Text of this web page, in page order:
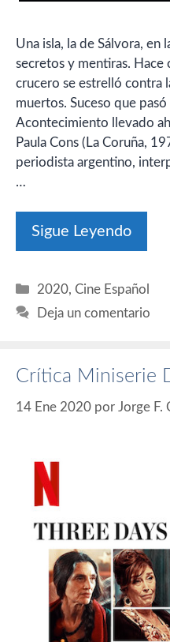
Una isla, la de Sálvora, en
secretos y mentiras. Hace
crucero se estrelló contra
muertos. Suceso que
Acontecimiento llevado
Paula Cons (La Coruña,
periodista argentino,
…
Sigue Leyendo
Categorías
2020,Cine Español
Deja un comentario
Crítica Miniserie
14 Ene 2020 por Jorge F.